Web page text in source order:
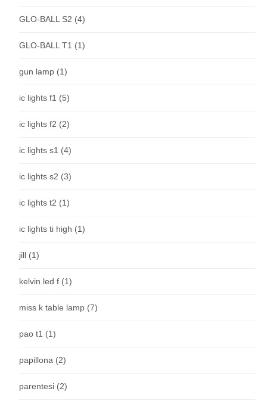
GLO-BALL S2 (4)
GLO-BALL T1 (1)
gun lamp (1)
ic lights f1 (5)
ic lights f2 (2)
ic lights s1 (4)
ic lights s2 (3)
ic lights t2 (1)
ic lights ti high (1)
jill (1)
kelvin led f (1)
miss k table lamp (7)
pao t1 (1)
papillona (2)
parentesi (2)